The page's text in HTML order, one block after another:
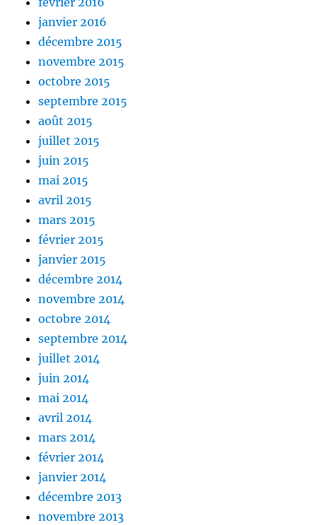
janvier 2016
décembre 2015
novembre 2015
octobre 2015
septembre 2015
août 2015
juillet 2015
juin 2015
mai 2015
avril 2015
mars 2015
février 2015
janvier 2015
décembre 2014
novembre 2014
octobre 2014
septembre 2014
juillet 2014
juin 2014
mai 2014
avril 2014
mars 2014
février 2014
janvier 2014
décembre 2013
novembre 2013